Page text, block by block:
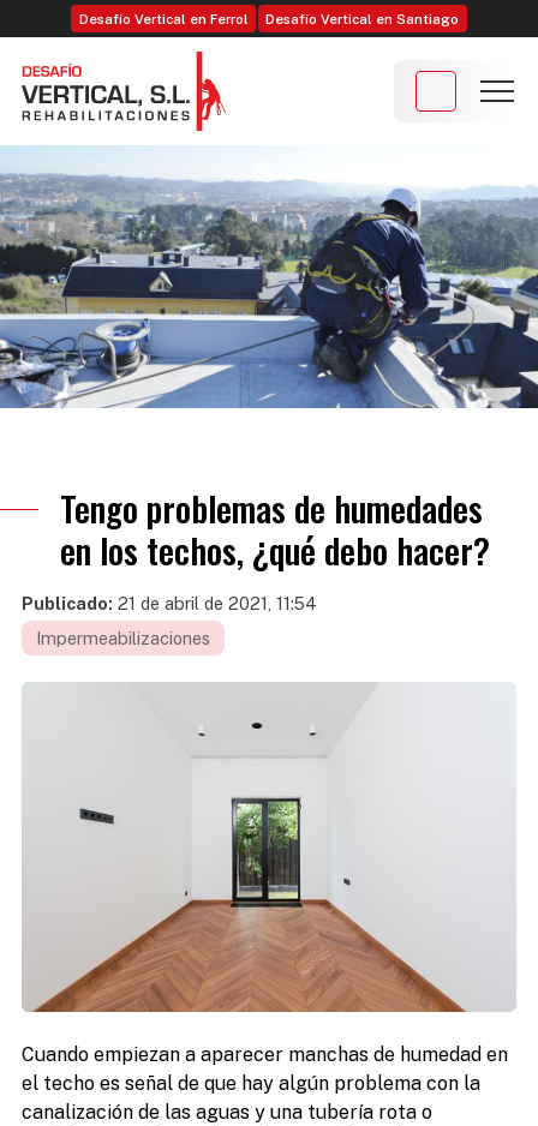
Desafío Vertical en Ferrol Desafío Vertical en Santiago
Tengo problemas de humedades
en los techos, ¿qué debo hacer?
Publicado: 21 de abril de 2021, 11:54
Impermeabilizaciones
Cuando empiezan a aparecer manchas de humedad en
el techo es señal de que hay algún problema con la
canalización de las aguas y una tubería rota o